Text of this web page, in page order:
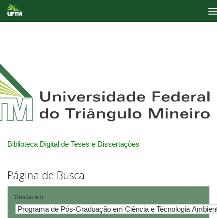
Biblioteca Digital de Teses e Dissertações
Página de Busca
Buscar em: